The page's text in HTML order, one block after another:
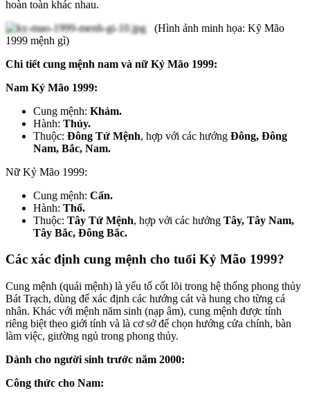
hoàn toàn khác nhau.
(Hình ảnh minh họa: Kỹ Mão
1999 mệnh gì)
Chi tiết cung mệnh nam và nữ Kỷ Mão 1999:
Nam Kỷ Mão 1999:
Cung mệnh: Khảm.
Hành: Thủy.
Thuộc: Đông Tứ Mệnh, hợp với các hướng Đông, Đông
Nam, Bắc, Nam.
Nữ Kỷ Mão 1999:
Cung mệnh: Cấn.
Hành: Thổ.
Thuộc: Tây Tứ Mệnh, hợp với các hướng Tây, Tây Nam,
Tây Bắc, Đông Bắc.
Các xác định cung mệnh cho tuổi Kỷ Mão 1999?
Cung mệnh (quái mệnh) là yếu tố cốt lõi trong hệ thống phong thủy
Bát Trạch, dùng để xác định các hướng cát và hung cho từng cá
nhân. Khác với mệnh năm sinh (nạp âm), cung mệnh được tính
riêng biệt theo giới tính và là cơ sở để chọn hướng cửa chính, bàn
làm việc, giường ngủ trong phong thủy.
Dành cho người sinh trước năm 2000:
Công thức cho Nam: